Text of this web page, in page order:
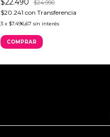
$22.490
$24.990
$20.241 con Transferencia
3 x $7.496,67 sin interés
COMPRAR